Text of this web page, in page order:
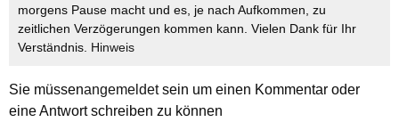
morgens Pause macht und es, je nach Aufkommen, zu
zeitlichen Verzögerungen kommen kann. Vielen Dank für Ihr
Verständnis. Hinweis
Sie müssenangemeldetsein um einen Kommentar oder
eine Antwort schreiben zu können